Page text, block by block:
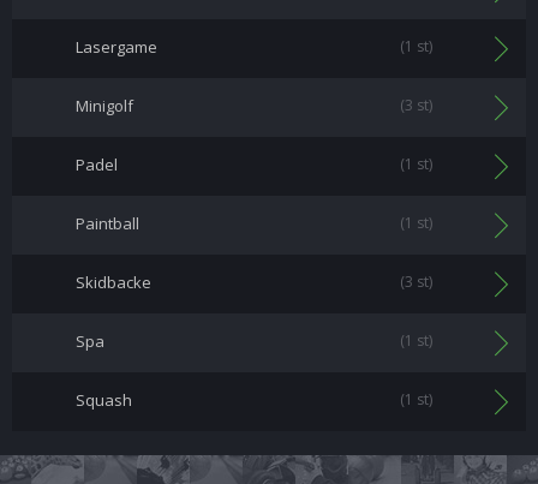
Lasergame (1 st)
Minigolf (3 st)
Padel (1 st)
Paintball (1 st)
Skidbacke (3 st)
Spa (1 st)
Squash (1 st)